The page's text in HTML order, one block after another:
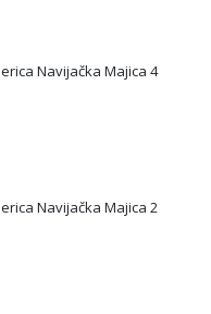
Navijačka Majica 4
Navijačka Majica 2